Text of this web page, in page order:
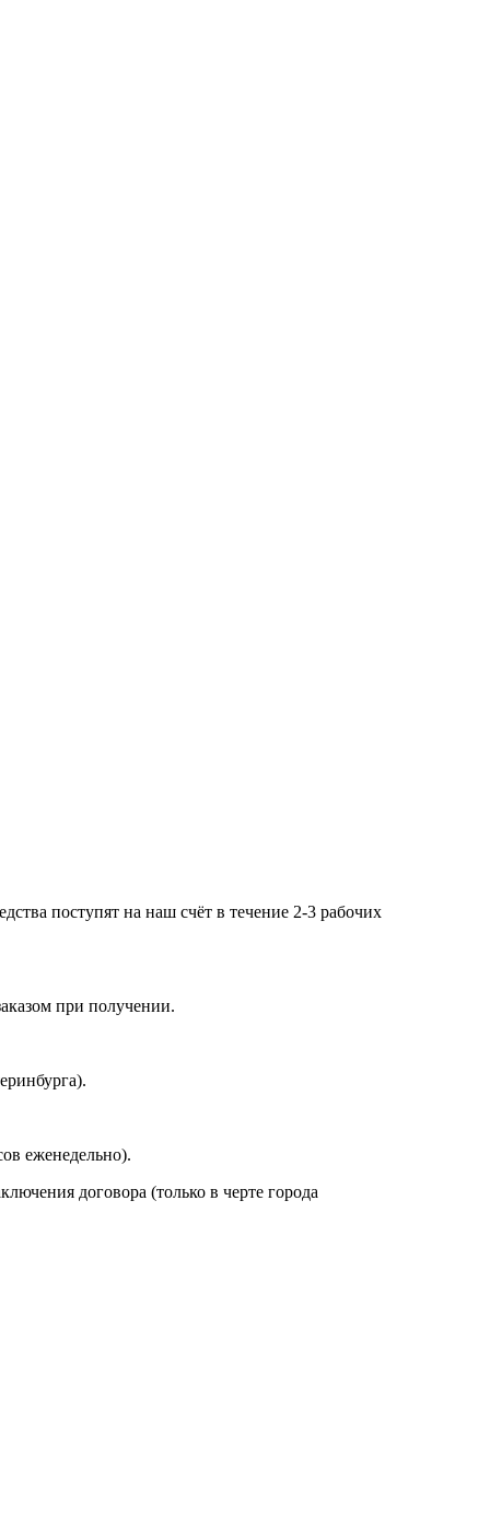
поступят на наш счёт в течение 2-3 рабочих
при получении.
еженедельно).
договора (только в черте города